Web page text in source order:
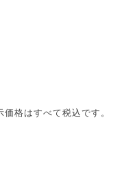
格はすべて税込です。